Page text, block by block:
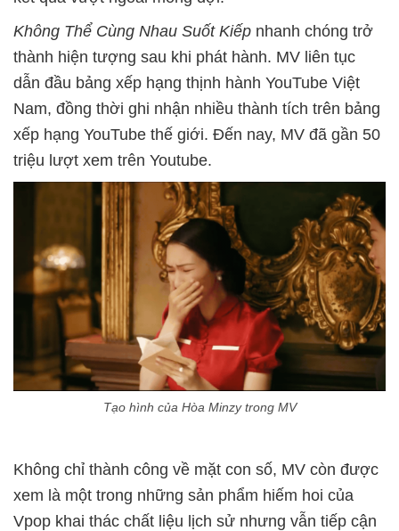
Không Thể Cùng Nhau Suốt Kiếp nhanh chóng trở
thành hiện tượng sau khi phát hành. MV liên tục
dẫn đầu bảng xếp hạng thịnh hành YouTube Việt
Nam, đồng thời ghi nhận nhiều thành tích trên bảng
xếp hạng YouTube thế giới. Đến nay, MV đã gần 50
triệu lượt xem trên Youtube.
Tạo hình của Hòa Minzy trong MV
Không chỉ thành công về mặt con số, MV còn được
xem là một trong những sản phẩm hiếm hoi của
Vpop khai thác chất liệu lịch sử nhưng vẫn tiếp cận